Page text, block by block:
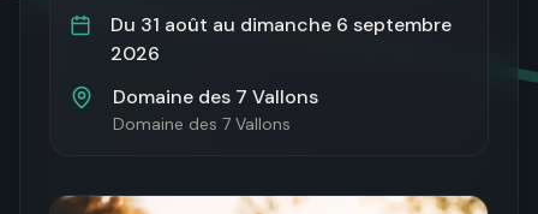
Du 31 août au dimanche 6 septembre
2026
Domaine des 7 Vallons
Domaine des 7 Vallons